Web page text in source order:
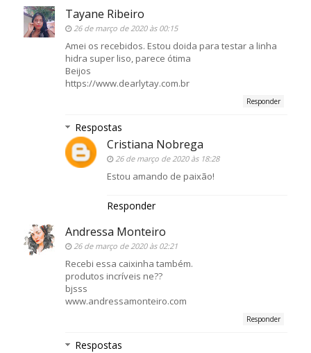
Tayane Ribeiro
26 de março de 2020 às 00:15
Amei os recebidos. Estou doida para testar a linha
hidra super liso, parece ótima
Beijos
https://www.dearlytay.com.br
Responder
Respostas
Cristiana Nobrega
26 de março de 2020 às 18:28
Estou amando de paixão!
Responder
Andressa Monteiro
26 de março de 2020 às 02:21
Recebi essa caixinha também.
produtos incríveis ne??
bjsss
www.andressamonteiro.com
Responder
Respostas